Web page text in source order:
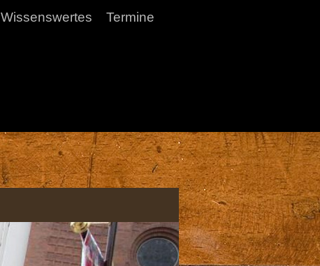
Wissenswertes Termine